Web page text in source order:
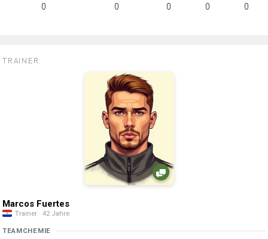
0
0 0 0 0
TRAINER:
Marcos Fuertes
Trainer · 42 Jahre
TEAMCHEMIE